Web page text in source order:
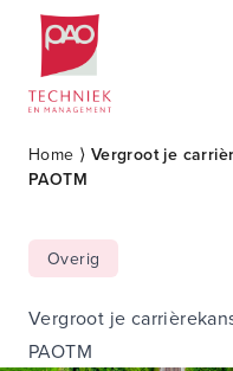
Postacademische
Home ⟩ Vergroot je
PAOTM
Overig
Vergroot je
PAOTM